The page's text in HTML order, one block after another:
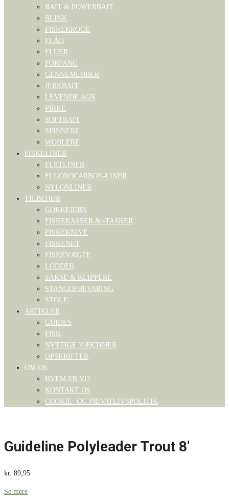
BAIT & POWERBAIT
BLINK
FISKEKROGE
FLÅD
FLUER
FORFANG
GENNEMLØBER
JERKBAIT
LEVENDE AGN
PIRKE
SOFTBAIT
SPINNERE
WOBLERE
FISKELINER
FLETLINER
FLUOROCARBON-LINER
NYLONLINER
TILBEHØR
GOKKEJERN
FISKEKASSER & -TASKER
FISKEKNIVE
FISKENET
FISKEVÆGTE
LODDER
SAKSE & KLIPPERE
STANGOPBEVARING
STOLE
ARTIKLER
GUIDES
FISK
NYTTIGE VÆKTØJER
OPSKRIFTER
OM OS
HVEM ER VI?
KONTAKT OS
COOKIE- OG PRIVATLIVSPOLITIK
Guideline Polyleader Trout 8′
kr. 89,95
Se mere